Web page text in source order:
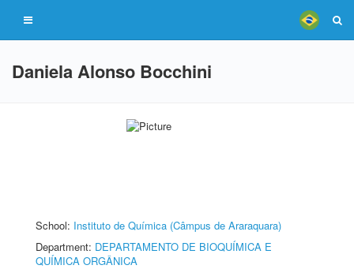
Daniela Alonso Bocchini
School: Instituto de Química (Câmpus de Araraquara)
Department: DEPARTAMENTO DE BIOQUÍMICA E
QUÍMICA ORGÂNICA